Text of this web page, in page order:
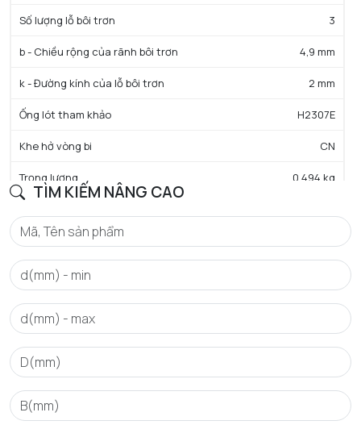
TÌM KIẾM NÂNG CAO
Số lượng lỗ bôi trơn 3
b - Chiều rộng của rãnh bôi trơn 4,9 mm
k - Đường kính của lỗ bôi trơn 2 mm
Ống lót tham khảo H2307E
Khe hở vòng bi CN
Trọng lượng 0,494 kg
HIỆU SUẤT SẢN PHẨM
C - Tải trọng động cơ bản danh định 100 kN
C0 - Tải trọng tĩnh cơ bản danh định
Cu - Giới hạn tải trọng mỏi 11,2 kN
Y0 - Hệ số tải trọng trục tĩnh
Y1 - Hệ số tải trọng trục thấp hơn